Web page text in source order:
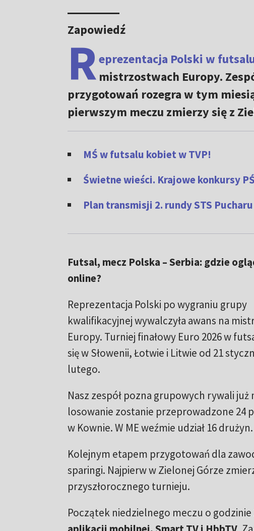
Zapowiedź
Reprezentacja Polski w
mistrzostwach Europy.
przygotowań rozegra w tym
pierwszym meczu zmierzy się z
MŚ w futsalu kobiet w TVP!
Świetne wieści. Krajowe konkursy
Plan transmisji 2. rundy STS
Futsal, mecz Polska – Serbia: gdzie
online?
Reprezentacja Polski po wygraniu grupy
kwalifikacyjnej wywalczyła awans na
Europy. Turniej finałowy Euro 2026 w
się w Słowenii, Łotwie i Litwie od 21
lutego.
Nasz zespół pozna grupowych rywali już
losowanie zostanie przeprowadzone 24
w Kownie. W ME weźmie udział 16 drużyn.
Kolejnym etapem przygotowań dla
sparingi. Najpierw w Zielonej Górze
przyszłorocznego turnieju.
Początek niedzielnego meczu o godzinie